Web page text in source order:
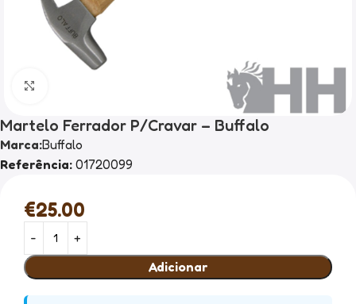
Martelo Ferrador P/Cravar – Buffalo
Marca:Buffalo
Referência: 01720099
€25.00
Adicionar